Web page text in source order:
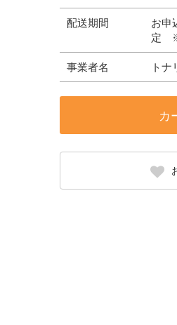
配送期間
お申
定 ※
事業者名 トナ
カ